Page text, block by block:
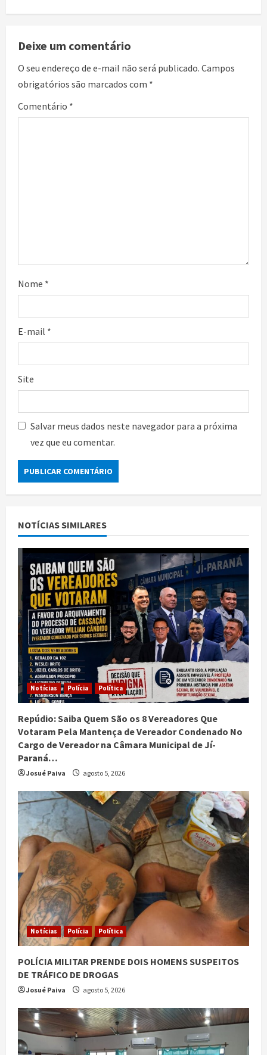
Deixe um comentário
O seu endereço de e-mail não será publicado. Campos
obrigatórios são marcados com *
Comentário *
Nome *
E-mail *
Site
Salvar meus dados neste navegador para a próxima
vez que eu comentar.
NOTÍCIAS SIMILARES
Notícias Polícia Política
Repúdio: Saiba Quem São os 8 Vereadores Que
Votaram Pela Mantença de Vereador Condenado No
Cargo de Vereador na Câmara Municipal de Jí-
Paraná…
Josué Paiva agosto 5, 2026
Notícias Polícia Política
POLÍCIA MILITAR PRENDE DOIS HOMENS SUSPEITOS
DE TRÁFICO DE DROGAS
Josué Paiva agosto 5, 2026